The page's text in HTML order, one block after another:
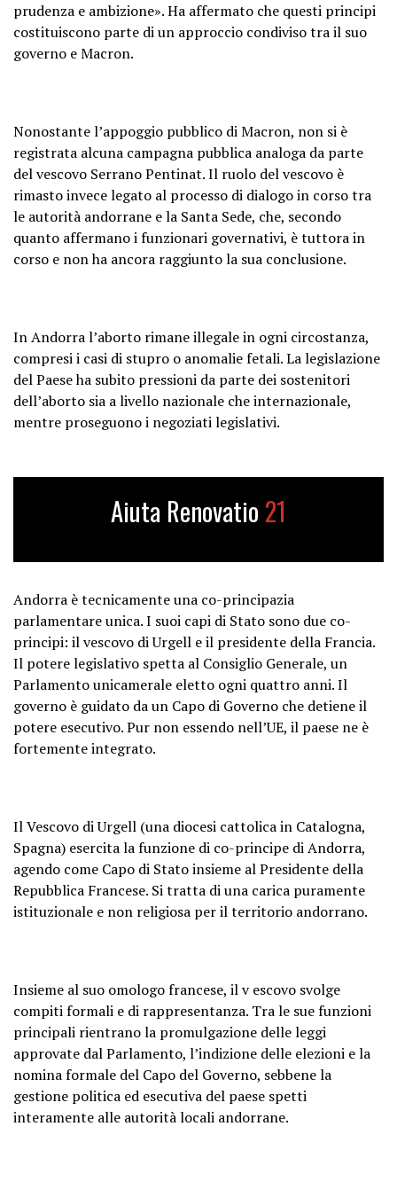
prudenza e ambizione». Ha affermato che questi principi
costituiscono parte di un approccio condiviso tra il suo
governo e Macron.
Nonostante l’appoggio pubblico di Macron, non si è
registrata alcuna campagna pubblica analoga da parte
del vescovo Serrano Pentinat. Il ruolo del vescovo è
rimasto invece legato al processo di dialogo in corso tra
le autorità andorrane e la Santa Sede, che, secondo
quanto affermano i funzionari governativi, è tuttora in
corso e non ha ancora raggiunto la sua conclusione.
In Andorra l’aborto rimane illegale in ogni circostanza,
compresi i casi di stupro o anomalie fetali. La legislazione
del Paese ha subito pressioni da parte dei sostenitori
dell’aborto sia a livello nazionale che internazionale,
mentre proseguono i negoziati legislativi.
Aiuta Renovatio 21
Andorra è tecnicamente una co-principazia
parlamentare unica. I suoi capi di Stato sono due co-
principi: il vescovo di Urgell e il presidente della Francia.
Il potere legislativo spetta al Consiglio Generale, un
Parlamento unicamerale eletto ogni quattro anni. Il
governo è guidato da un Capo di Governo che detiene il
potere esecutivo. Pur non essendo nell’UE, il paese ne è
fortemente integrato.
Il Vescovo di Urgell (una diocesi cattolica in Catalogna,
Spagna) esercita la funzione di co-principe di Andorra,
agendo come Capo di Stato insieme al Presidente della
Repubblica Francese. Si tratta di una carica puramente
istituzionale e non religiosa per il territorio andorrano.
Insieme al suo omologo francese, il v escovo svolge
compiti formali e di rappresentanza. Tra le sue funzioni
principali rientrano la promulgazione delle leggi
approvate dal Parlamento, l’indizione delle elezioni e la
nomina formale del Capo del Governo, sebbene la
gestione politica ed esecutiva del paese spetti
interamente alle autorità locali andorrane.